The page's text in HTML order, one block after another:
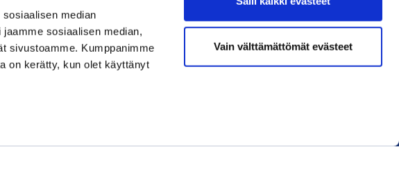
median
sosiaalisen median,
sivustoamme. Kumppanimme
on kerätty, kun olet käyttänyt
Vain välttämättömät evästeet
Liity jäseneksi